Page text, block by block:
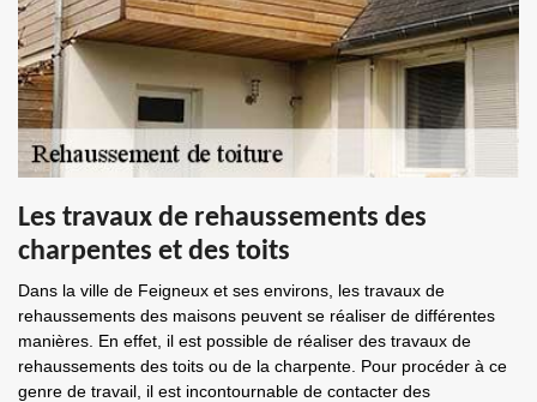
Les travaux de rehaussements des
charpentes et des toits
Dans la ville de Feigneux et ses environs, les travaux de
rehaussements des maisons peuvent se réaliser de différentes
manières. En effet, il est possible de réaliser des travaux de
rehaussements des toits ou de la charpente. Pour procéder à ce
genre de travail, il est incontournable de contacter des